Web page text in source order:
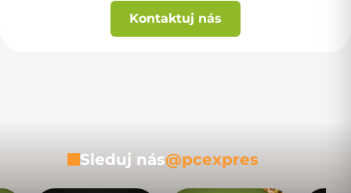
Kontaktuj nás
Sleduj nás@pcexpres